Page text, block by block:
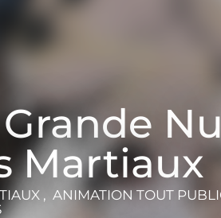
Grande
Martiaux
, ANIMATION TOUT